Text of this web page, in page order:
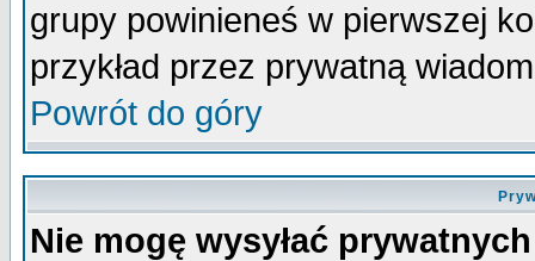
grupy powinieneś w pierwszej
przykład przez prywatną
Powrót do góry
Nie mogę wysyłać